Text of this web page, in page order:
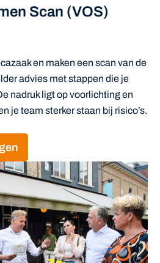
Scan (VOS)
en maken een scan van de
advies met stappen die je
nadruk ligt op voorlichting en
je team sterker staan bij risico’s.